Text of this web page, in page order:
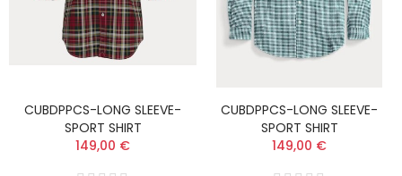
CUBDPPCS-LONG SLEEVE-
SPORT SHIRT
149,00 €
CUBDPPCS-LONG SLEEVE-
SPORT SHIRT
149,00 €